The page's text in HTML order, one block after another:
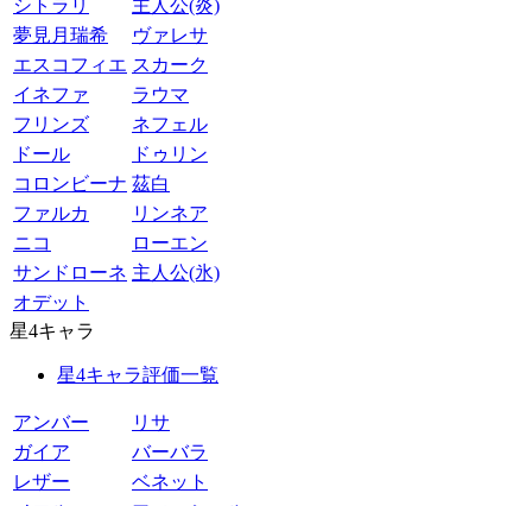
シトラリ
主人公(炎)
夢見月瑞希
ヴァレサ
エスコフィエ スカーク
イネファ
ラウマ
フリンズ
ネフェル
ドール
ドゥリン
コロンビーナ 茲白
ファルカ
リンネア
ニコ
ローエン
サンドローネ 主人公(氷)
オデット
星4キャラ
星4キャラ評価一覧
アンバー
リサ
ガイア
バーバラ
レザー
ベネット